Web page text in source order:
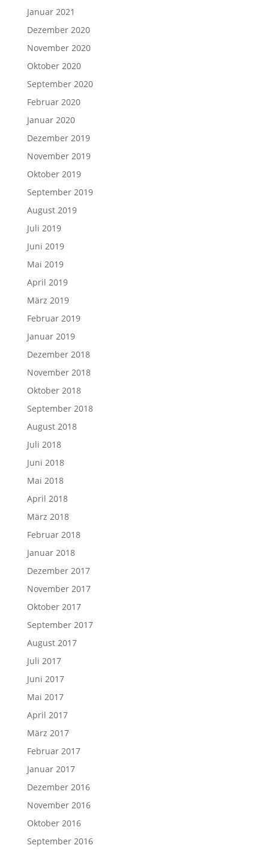
Januar 2021
Dezember 2020
November 2020
Oktober 2020
September 2020
Februar 2020
Januar 2020
Dezember 2019
November 2019
Oktober 2019
September 2019
August 2019
Juli 2019
Juni 2019
Mai 2019
April 2019
März 2019
Februar 2019
Januar 2019
Dezember 2018
November 2018
Oktober 2018
September 2018
August 2018
Juli 2018
Juni 2018
Mai 2018
April 2018
März 2018
Februar 2018
Januar 2018
Dezember 2017
November 2017
Oktober 2017
September 2017
August 2017
Juli 2017
Juni 2017
Mai 2017
April 2017
März 2017
Februar 2017
Januar 2017
Dezember 2016
November 2016
Oktober 2016
September 2016